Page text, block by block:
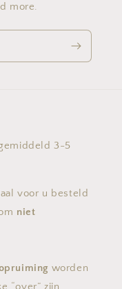
more.
3-5
voor u besteld
niet
worden